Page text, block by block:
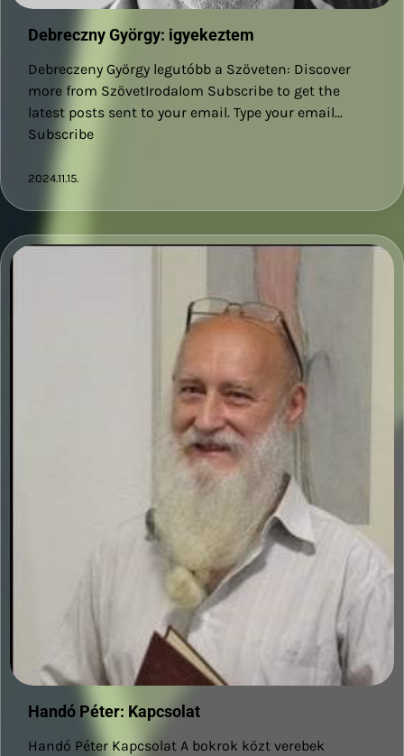
Debreczny György: igyekeztem
Debreczeny György legutóbb a Szöveten: Discover
more from SzövetIrodalom Subscribe to get the
latest posts sent to your email. Type your email…
Subscribe
2024.11.15.
Handó Péter: Kapcsolat
Handó Péter Kapcsolat A bokrok közt verebek